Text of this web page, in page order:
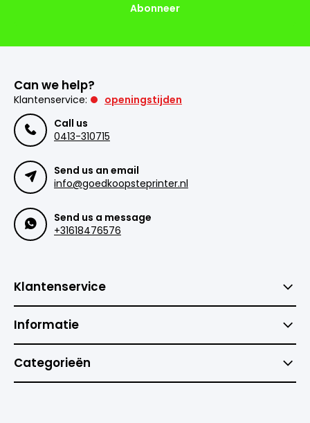
Abonneer
Can we help?
Klantenservice:
openingstijden
Call us
0413-310715
Send us an email
info@goedkoopsteprinter.nl
Send us a message
+31618476576
Klantenservice
Informatie
Categorieën